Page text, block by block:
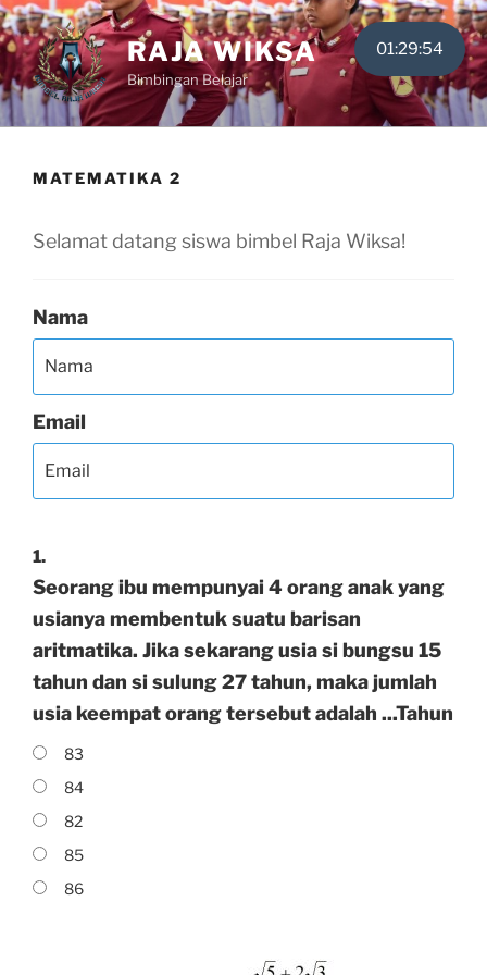
Skip
to
content
RAJA WIKSA
Bimbingan Belajar
MATEMATIKA 2
01:29:53
Selamat datang siswa bimbel Raja Wiksa!
Nama
Email
1.
Seorang ibu mempunyai 4 orang anak yang
usianya membentuk suatu barisan
aritmatika. Jika sekarang usia si bungsu 15
tahun dan si sulung 27 tahun, maka jumlah
usia keempat orang tersebut adalah ...Tahun
83
84
82
85
86